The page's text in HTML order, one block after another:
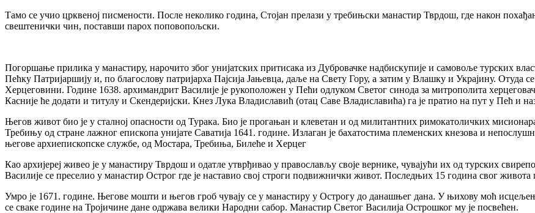
Тамо се учио црквеној писмености. После неколико година, Стојан прелази у требињски манастир Тврдош, где након
свештенички чин, поставши парох поповопољски.
Погоршање прилика у манастиру, нарочито због унијатских притисака из Дубровачке надбискупије и самовоље турских
Пећку Патријаршију и, по благослову патријарха Пајсија Јањевца, даље на Свету Гору, а затим у Влашку и Украјину. Отуда
Херцеговини. Године 1638. архимандрит Василије је рукоположен у Пећи одлуком Светог синода за митрополита
Касније ће додати и титулу и Скендеријски. Кнез Лука Владиславић (отац Саве Владиславића) га је пратио на пут у Пећ и
Његов живот био је у сталној опасности од Турака. Био је прогањан и клеветан и од милитантних римокатоличких
Требињу од стране лажног епископа унијате Саватија 1641. године. Излаган је бахатостима племенских кнезова и
његове архиепископске службе, од Мостара, Требиња, Билеће и Херцег
Као архијереј живео је у манастиру Тврдош и одатле утврђивао у православљу своје вернике, чувајући их од турских
Василије се преселио у манастир Острог где је наставио свој строги подвижнички живот. Последњих 15 година свог
Умро је 1671. године. Његове мошти и његов гроб чувају се у манастиру у Острогу до данашњег дана. У њихову моћ
се сваке године на Тројичине дане одржава велики Народни сабор. Манастир Светог Василија Острошког му је посвећен.